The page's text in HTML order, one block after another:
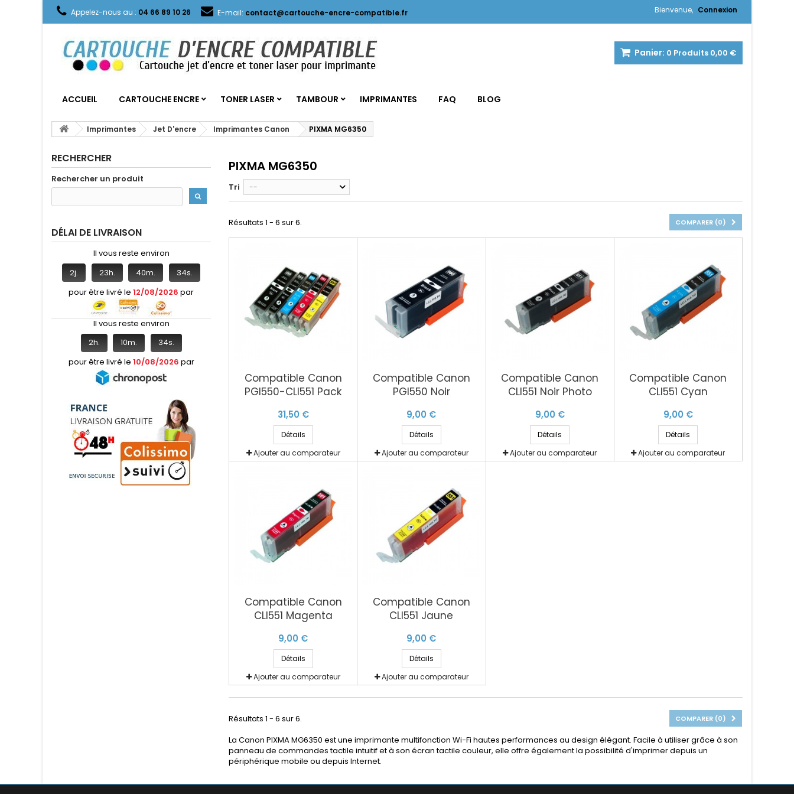
Bienvenue, Connexion
Appelez-nous au : 04 66 89 10 26 E-mail: contact@cartouche-encre-compatible.fr
Panier: 0 Produits 0,00 €
ACCUEIL CARTOUCHE ENCRE TONER LASER TAMBOUR IMPRIMANTES FAQ BLOG
Imprimantes Jet D'encre Imprimantes Canon PIXMA MG6350
RECHERCHER
Rechercher un produit
DÉLAI DE LIVRAISON
Il vous reste environ
2j. 23h. 40m. 33s.
pour être livré le 12/08/2026 par
Il vous reste environ
2h. 10m. 33s.
pour être livré le 10/08/2026 par
PIXMA MG6350
Tri --
COMPARER (0)
Résultats 1 - 6 sur 6.
Compatible Canon
PGI550-CLI551 Pack
31,50 €
Détails
Ajouter au comparateur
Compatible Canon
PGI550 Noir
9,00 €
Détails
Ajouter au comparateur
Compatible Canon
CLI551 Noir Photo
9,00 €
Détails
Ajouter au comparateur
Compatible Canon
CLI551 Cyan
9,00 €
Détails
Ajouter au comparateur
Compatible Canon
CLI551 Magenta
9,00 €
Détails
Ajouter au comparateur
Compatible Canon
CLI551 Jaune
9,00 €
Détails
Ajouter au comparateur
COMPARER (0)
Résultats 1 - 6 sur 6.
La Canon PIXMA MG6350 est une imprimante multifonction Wi-Fi hautes performances au design élégant. Facile à utiliser grâce à son
panneau de commandes tactile intuitif et à son écran tactile couleur, elle offre également la possibilité d'imprimer depuis un
périphérique mobile ou depuis Internet.